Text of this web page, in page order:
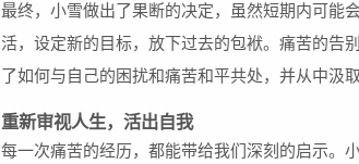
最终，小雪做出了果断的决定，虽然短期内可能
活，设定新的目标，放下过去的包袱。痛苦的告
了如何与自己的困扰和痛苦和平共处，并从中汲取
重新审视人生，活出自我
每一次痛苦的经历，都能带给我们深刻的启示。